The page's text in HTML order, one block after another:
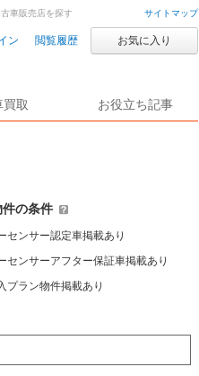
サイトマップ
ン 閲覧履歴 お気に入り
買取 お役立ち記事
車販売店を探す
の条件
センサー認定車掲載あり
センサーアフター保証車掲載あり
プラン物件掲載あり